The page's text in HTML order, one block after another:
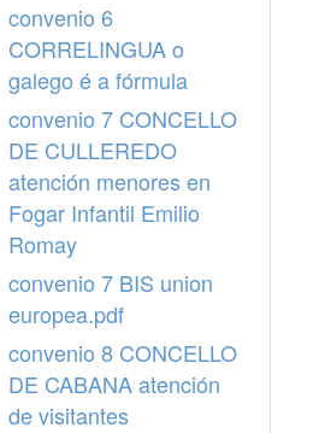
convenio 6
CORRELINGUA o
galego é a fórmula
convenio 7 CONCELLO
DE CULLEREDO
atención menores en
Fogar Infantil Emilio
Romay
convenio 7 BIS union
europea.pdf
convenio 8 CONCELLO
DE CABANA atención
de visitantes